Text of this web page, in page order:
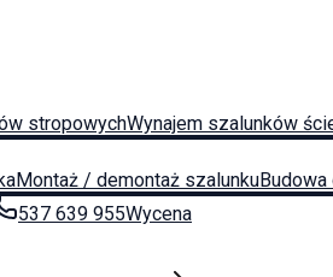
stropowychWynajem szalunków
Montaż / demontaż szalunku
537 639 955Wycena